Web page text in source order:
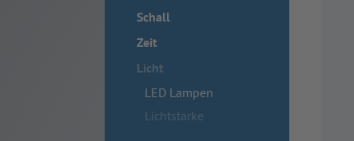
Schall
Zeit
Licht
LED Lampen
Lichtstärke